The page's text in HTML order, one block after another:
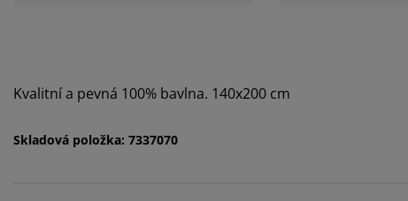
Kvalitní a pevná 100% bavlna. 140x200 cm
Skladová položka: 7337070